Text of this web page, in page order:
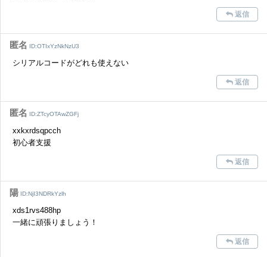
返信
匿名 ID:OTIxYzNkNzU3
シリアルコードがどれも使えない
返信
匿名 ID:ZTcyOTAwZGFj
xxkxrdsqpcch
初心者支援
返信
陽 ID:NjI3NDRkYzlh
xds1rvs488hp
一緒に頑張りましょう！
返信